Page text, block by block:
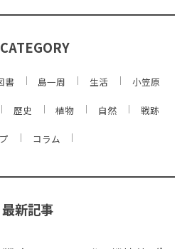
CATEGORY
書 島一周 生活 小笠原
歴史 植物 自然 戦跡
コラム
最新記事